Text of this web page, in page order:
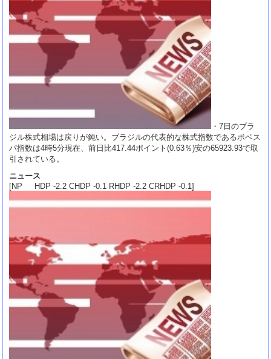
・7日のブラ
ジル株式相場は戻りが鈍い。ブラジルの代表的な株式指数であるボベス
パ指数は4時5分現在、前日比417.44ポイント(0.63％)安の65923.93で取
引されている。
ニュース
[NP HDP -2.2 CHDP -0.1 RHDP -2.2 CRHDP -0.1]